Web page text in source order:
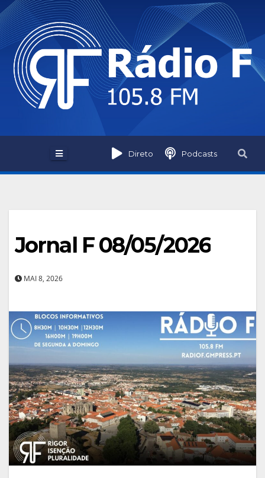
Skip
to
content
Direto Podcasts
Jornal F 08/05/2026
MAI 8, 2026